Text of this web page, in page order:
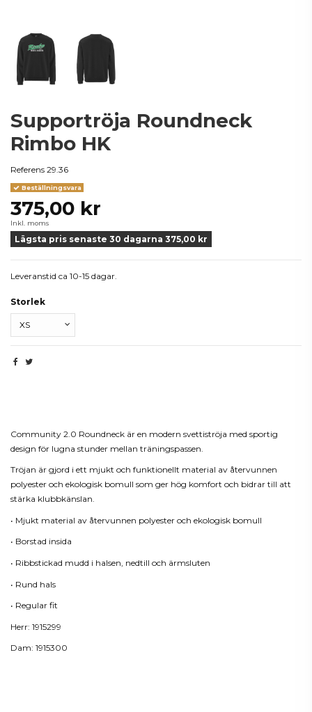
Supportröja Roundneck
Rimbo HK
Referens 29.36
Beställningsvara
375,00 kr
Inkl. moms
Lägsta pris senaste 30 dagarna 375,00 kr
Leveranstid ca 10-15 dagar.
Storlek
Community 2.0 Roundneck är en modern svettiströja med sportig
design för lugna stunder mellan träningspassen.
Tröjan är gjord i ett mjukt och funktionellt material av återvunnen
polyester och ekologisk bomull som ger hög komfort och bidrar till att
stärka klubbkänslan.
• Mjukt material av återvunnen polyester och ekologisk bomull
• Borstad insida
• Ribbstickad mudd i halsen, nedtill och ärmsluten
• Rund hals
• Regular fit
Herr: 1915299
Dam: 1915300